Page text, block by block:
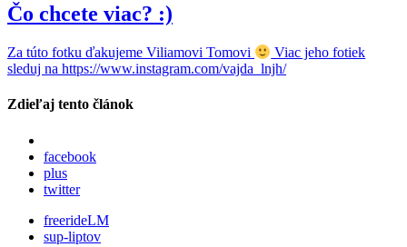
Čo chcete viac? :)
Za túto fotku ďakujeme Viliamovi Tomovi
Viac jeho fotiek
sleduj na https://www.instagram.com/vajda_lnjh/
Zdieľaj tento článok
facebook
plus
twitter
freerideLM
sup-liptov